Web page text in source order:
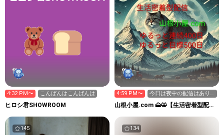
4:32 PM〜 こんばんはこんばんは
ヒロシ君SHOWROOM
4:59 PM〜
今日は夜中の配信はあり
ません
山根小屋.com 🗻😺【生活密着型配
145
134